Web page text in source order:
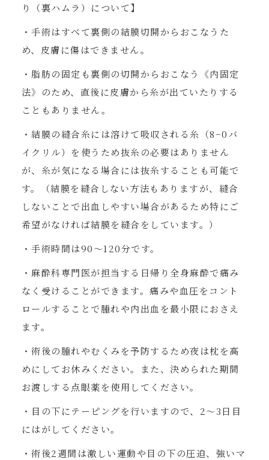
り（裏ハムラ）について】
・手術はすべて裏側の結膜切開からおこなうた
め、皮膚に傷はできません。
・脂肪の固定も裏側の切開からおこなう《内固定
法》のため、直後に皮膚から糸が出ていたりする
こともありません。
・結膜の縫合糸には溶けて吸収される糸（8−0バ
イクリル）を使うため抜糸の必要はありません
が、糸が気になる場合には抜糸することも可能で
す。（結膜を縫合しない方法もありますが、縫合
しないことで出血しやすい場合があるため特にご
希望がなければ結膜を縫合をしています。）
・手術時間は90〜120分です。
・麻酔科専門医が担当する日帰り全身麻酔で痛み
なく受けることができます。痛みや血圧をコント
ロールすることで腫れや内出血を最小限におさえ
ます。
・術後の腫れやむくみを予防するため夜は枕を高
めにしてお休みください。また、決められた期間
お渡しする点眼薬を使用してください。
・目の下にテーピングを行いますので、2〜3日目
にはがしてください。
・術後2週間は激しい運動や目の下の圧迫、強いマ